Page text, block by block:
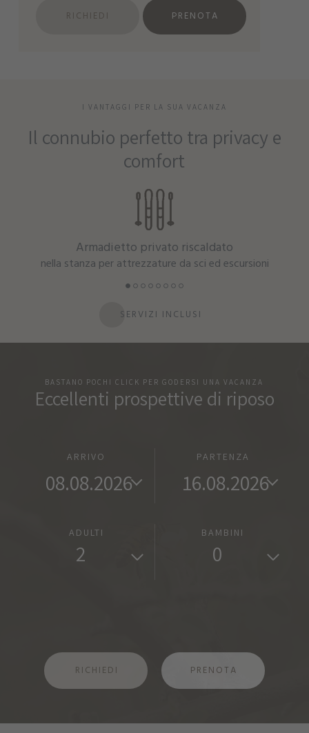
RICHIEDI PRENOTA
I VANTAGGI PER LA SUA VACANZA
Il connubio perfetto tra privacy e
comfort
Armadietto privato riscaldato
nella stanza per attrezzature da sci ed escursioni
SERVIZI INCLUSI
BASTANO POCHI CLICK PER GODERSI UNA VACANZA
Eccellenti prospettive di riposo
ARRIVO PARTENZA
ADULTI
2
BAMBINI
0
RICHIEDI PRENOTA